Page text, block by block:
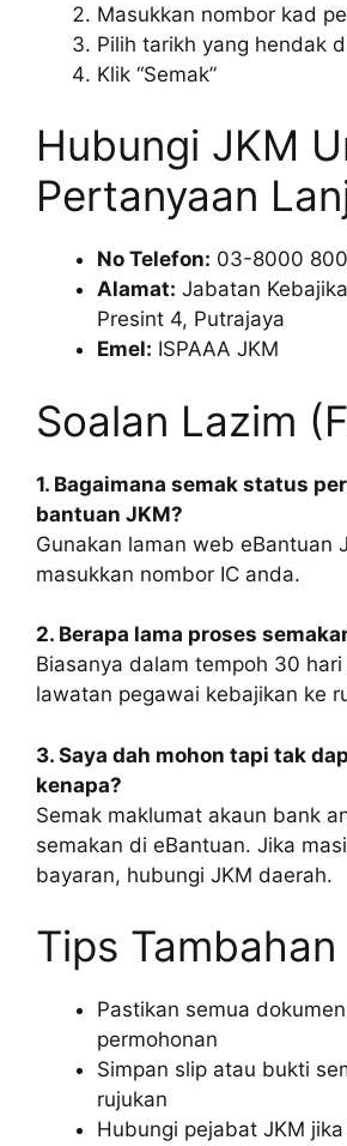
Masukkan nombor kad
Pilih tarikh yang hendak
Klik “Semak”
Hubungi JKM
Pertanyaan
No Telefon: 03-8000
Alamat: Jabatan
Presint 4, Putrajaya
Emel: ISPAAA JKM
Soalan Lazim
1. Bagaimana semak status
bantuan JKM?
Gunakan laman web eBantuan
masukkan nombor IC anda.
2. Berapa lama proses
Biasanya dalam tempoh 30
lawatan pegawai kebajikan ke
3. Saya dah mohon tapi tak
kenapa?
Semak maklumat akaun bank
semakan di eBantuan. Jika
bayaran, hubungi JKM daerah.
Tips Tambahan
Pastikan semua
permohonan
Simpan slip atau bukti
rujukan
Hubungi pejabat JKM